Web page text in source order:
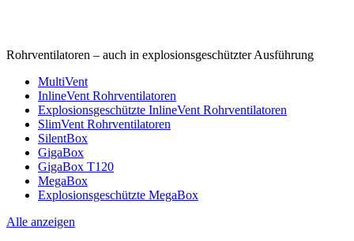
Rohrventilatoren – auch in explosionsgeschützter Ausführung
MultiVent
InlineVent Rohrventilatoren
Explosionsgeschützte InlineVent Rohrventilatoren
SlimVent Rohrventilatoren
SilentBox
GigaBox
GigaBox T120
MegaBox
Explosionsgeschützte MegaBox
Alle anzeigen